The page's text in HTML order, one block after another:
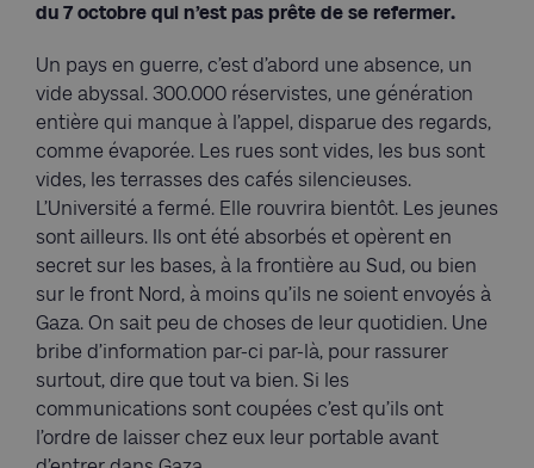
du 7 octobre qui n’est pas prête de se refermer.
Un pays en guerre, c’est d’abord une absence, un
vide abyssal. 300.000 réservistes, une génération
entière qui manque à l’appel, disparue des regards,
comme évaporée. Les rues sont vides, les bus sont
vides, les terrasses des cafés silencieuses.
L’Université a fermé. Elle rouvrira bientôt. Les jeunes
sont ailleurs. Ils ont été absorbés et opèrent en
secret sur les bases, à la frontière au Sud, ou bien
sur le front Nord, à moins qu’ils ne soient envoyés à
Gaza. On sait peu de choses de leur quotidien. Une
bribe d’information par-ci par-là, pour rassurer
surtout, dire que tout va bien. Si les
communications sont coupées c’est qu’ils ont
l’ordre de laisser chez eux leur portable avant